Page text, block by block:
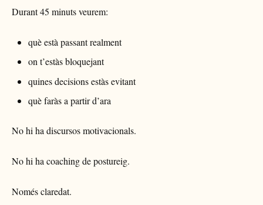
Durant 45 minuts veurem:
què està passant realment
on t’estàs bloquejant
quines decisions estàs evitant
què faràs a partir d’ara
No hi ha discursos motivacionals.
No hi ha coaching de postureig.
Només claredat.